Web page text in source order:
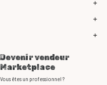
Devenir vendeur
Marketplace
Vous êtes un professionnel ?